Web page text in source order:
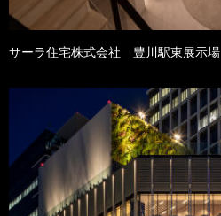
サーラ住宅株式会社 豊川駅東展示場